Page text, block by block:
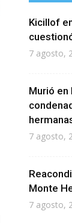
Kicillof
7 agosto,
Murió en
7 agosto,
Monte
7 agosto,